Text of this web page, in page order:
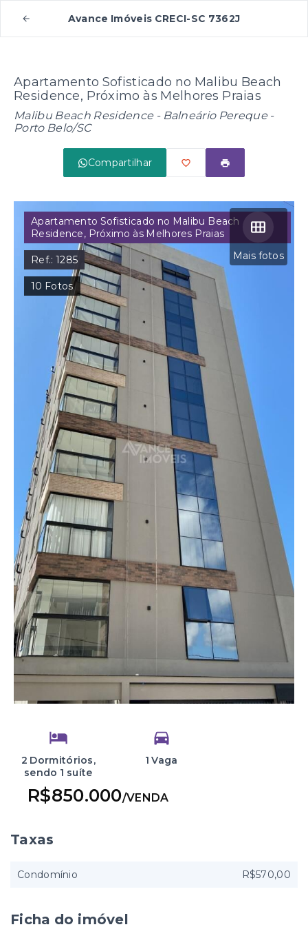
Avance Imóveis CRECI-SC 7362J
Apartamento Sofisticado no Malibu Beach
Residence, Próximo às Melhores Praias
Malibu Beach Residence - Balneário Pereque -
Porto Belo/SC
Compartilhar
Mais fotos
Apartamento Sofisticado no Malibu Beach
Residence, Próximo às Melhores Praias
Ref.:1285
10 Fotos
2 Dormitórios,
sendo 1 suíte
1 Vaga
R$850.000/VENDA
Taxas
Condomínio R$570,00
Ficha do imóvel